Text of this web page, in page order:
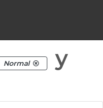
Normal
y